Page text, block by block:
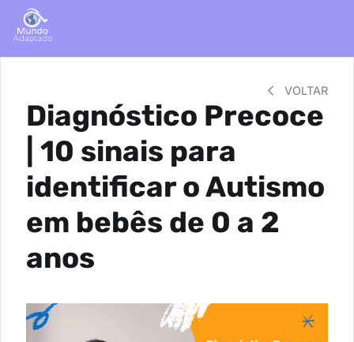
VOLTAR
Diagnóstico Precoce
| 10 sinais para
identificar o Autismo
em bebês de 0 a 2
anos